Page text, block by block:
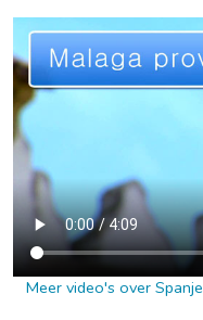
Meer video's over Spanje